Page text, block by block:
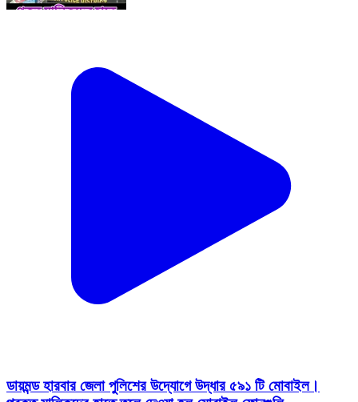
ডায়মন্ড হারবার জেলা পুলিশের উদ্যোগে উদ্ধার ৫৯১ টি মোবাইল।